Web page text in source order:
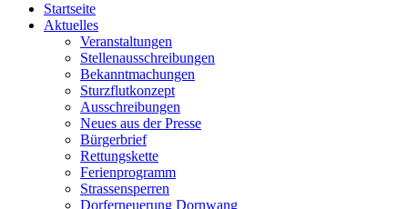
Startseite
Aktuelles
Veranstaltungen
Stellenausschreibungen
Bekanntmachungen
Sturzflutkonzept
Ausschreibungen
Neues aus der Presse
Bürgerbrief
Rettungskette
Ferienprogramm
Strassensperren
Dorferneuerung Dornwang